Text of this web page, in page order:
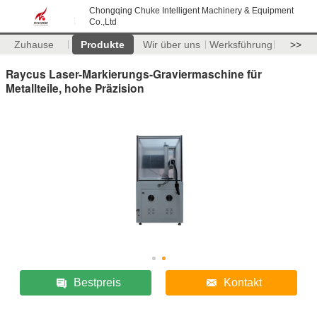
Chongqing Chuke Intelligent Machinery & Equipment
Co.,Ltd
Zuhause Produkte Wir über uns Werksführung >>
Raycus Laser-Markierungs-Graviermaschine für
Metallteile, hohe Präzision
Bestpreis Kontakt